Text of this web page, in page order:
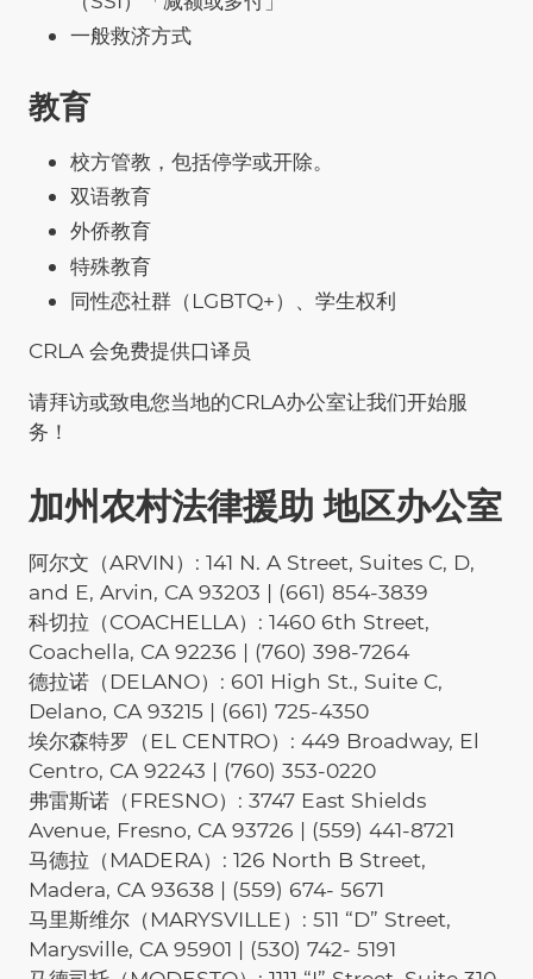
一般救济方式
教育
校方管教，包括停学或开除。
双语教育
外侨教育
特殊教育
同性恋社群（LGBTQ+）、学生权利
CRLA 会免费提供口译员
请拜访或致电您当地的CRLA办公室让我们开始服
务！
加州农村法律援助 地区办公室
阿尔文（ARVIN）: 141 N. A Street, Suites C, D,
and E, Arvin, CA 93203 | (661) 854-3839
科切拉（COACHELLA）: 1460 6th Street,
Coachella, CA 92236 | (760) 398-7264
德拉诺（DELANO）: 601 High St., Suite C,
Delano, CA 93215 | (661) 725-4350
埃尔森特罗（EL CENTRO）: 449 Broadway, El
Centro, CA 92243 | (760) 353-0220
弗雷斯诺（FRESNO）: 3747 East Shields
Avenue, Fresno, CA 93726 | (559) 441-8721
马德拉（MADERA）: 126 North B Street,
Madera, CA 93638 | (559) 674- 5671
马里斯维尔（MARYSVILLE）: 511 “D” Street,
Marysville, CA 95901 | (530) 742- 5191